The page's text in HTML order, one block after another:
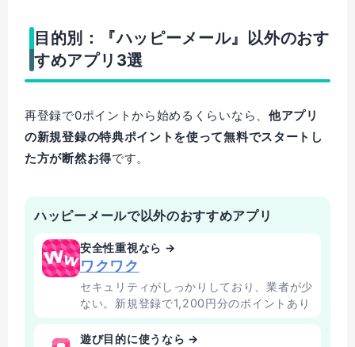
目的別：『ハッピーメール』以外のおす
すめアプリ3選
再登録で0ポイントから始めるくらいなら、 他アプリ
の新規登録の特典ポイントを使って無料でスタートし
た方が断然お得です。
ハッピーメールで以外のおすすめアプリ
安全性重視なら →
ワクワク
セキュリティがしっかりしており、業者が少
ない。新規登録で1,200円分のポイントあり
遊び目的に使うなら →